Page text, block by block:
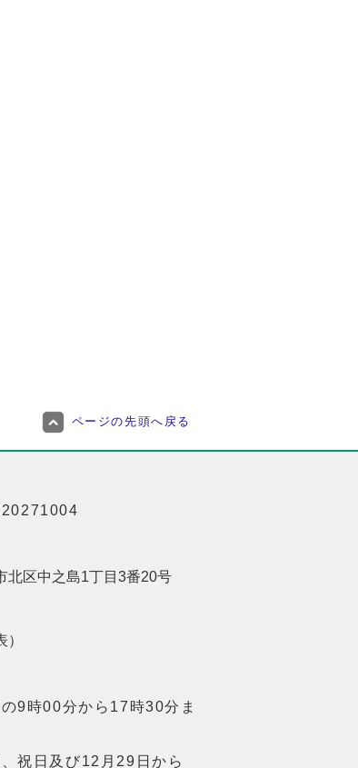
ページの先頭へ戻る
区中之島1丁目3番20号
9時00分から17時30分ま
、祝日及び12月29日から